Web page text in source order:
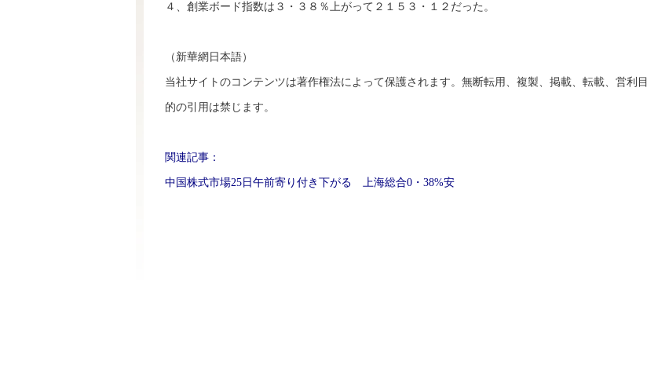
４、創業ボード指数は３・３８％上がって２１５３・１２だった。
（新華網日本語）
当社サイトのコンテンツは著作権法によって保護されます。無断転用、複製、掲載、転載、営利目
的の引用は禁じます。
関連記事：
中国株式市場25日午前寄り付き下がる 上海総合0・38%安